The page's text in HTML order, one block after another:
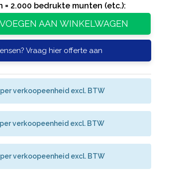
= 2.000 bedrukte munten (etc.):
AAN WINKELWAGEN
Vraag hier offerte aan
verkoopeenheid excl. BTW
verkoopeenheid excl. BTW
verkoopeenheid excl. BTW